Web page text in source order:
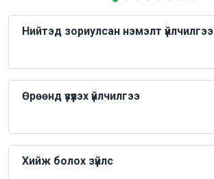
Нийтэд зориулсан нэмэлт үйлчилгээ
Өрөөнд үзүүлэх үйлчилгээ
Хийж болох зүйлс